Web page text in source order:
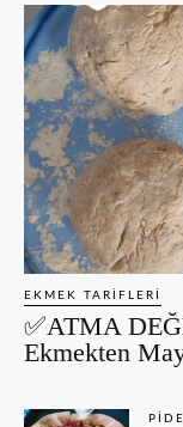
EKMEK TARIFLERI
✅ATMA
Ekmekten